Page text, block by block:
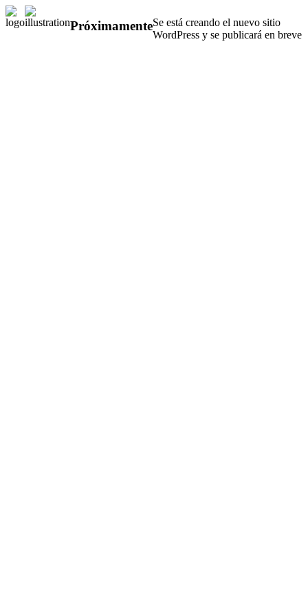
PróximamenteSe está creando el nuevo sitio
WordPress y se publicará en breve